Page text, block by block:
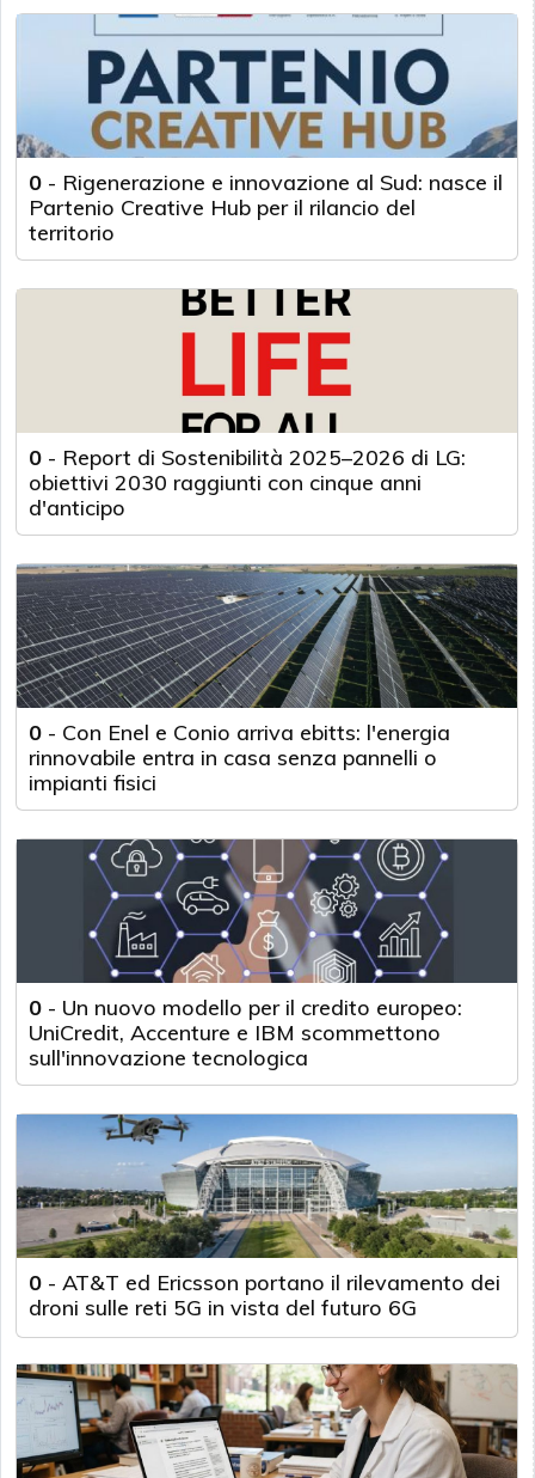
0 - Rigenerazione e innovazione al Sud: nasce il
Partenio Creative Hub per il rilancio del
territorio
0 - Report di Sostenibilità 2025–2026 di LG:
obiettivi 2030 raggiunti con cinque anni
d'anticipo
0 - Con Enel e Conio arriva ebitts: l'energia
rinnovabile entra in casa senza pannelli o
impianti fisici
0 - Un nuovo modello per il credito europeo:
UniCredit, Accenture e IBM scommettono
sull'innovazione tecnologica
0 - AT&T ed Ericsson portano il rilevamento dei
droni sulle reti 5G in vista del futuro 6G